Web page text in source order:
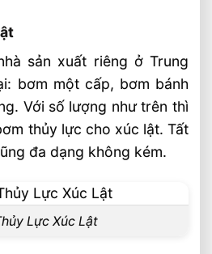
sản xuất riêng ở Trung
bơm một cấp, bơm bánh
Với số lượng như trên thì
thủy lực cho xúc lật. Tất
đa dạng không kém.
Lực Xúc Lật